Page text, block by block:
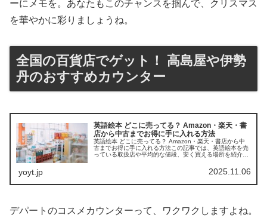
ーにメモを。あなたもこのチャンスを掴んで、クリスマス
を華やかに彩りましょうね。
全国の百貨店でゲット！ 高島屋や伊勢
丹のおすすめカウンター
英語絵本 どこに売ってる？ Amazon・楽天・書
店から中古までお得に手に入れる方法
英語絵本 どこに売ってる？ Amazon・楽天・書店から中
古までお得に手に入れる方法この記事では、英語絵本を売
っている取扱店や平均的な値段、安く買える場所を紹介し
yoyt.jp 2025.11.06
デパートのコスメカウンターって、ワクワクしますよね。